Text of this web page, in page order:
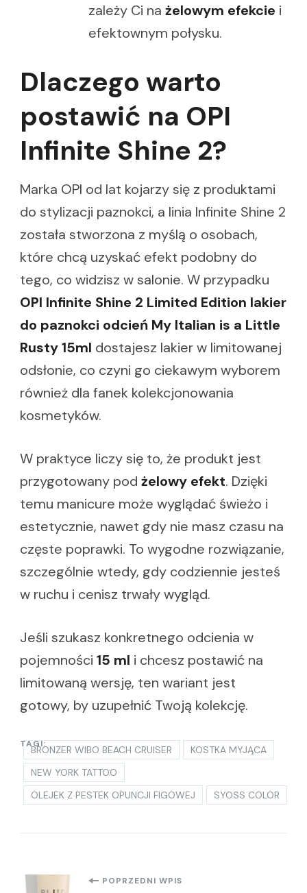
zależy Ci na żelowym efekcie i
efektownym połysku.
Dlaczego warto
postawić na OPI
Infinite Shine 2?
Marka OPI od lat kojarzy się z produktami
do stylizacji paznokci, a linia Infinite Shine 2
została stworzona z myślą o osobach,
które chcą uzyskać efekt podobny do
tego, co widzisz w salonie. W przypadku
OPI Infinite Shine 2 Limited Edition lakier
do paznokci odcień My Italian is a Little
Rusty 15ml dostajesz lakier w limitowanej
odsłonie, co czyni go ciekawym wyborem
również dla fanek kolekcjonowania
kosmetyków.
W praktyce liczy się to, że produkt jest
przygotowany pod żelowy efekt. Dzięki
temu manicure może wyglądać świeżo i
estetycznie, nawet gdy nie masz czasu na
częste poprawki. To wygodne rozwiązanie,
szczególnie wtedy, gdy codziennie jesteś
w ruchu i cenisz trwały wygląd.
Jeśli szukasz konkretnego odcienia w
pojemności 15 ml i chcesz postawić na
limitowaną wersję, ten wariant jest
gotowy, by uzupełnić Twoją kolekcję.
TAGI:
BRONZER WIBO BEACH CRUISER
KOSTKA MYJĄCA
NEW YORK TATTOO
OLEJEK Z PESTEK OPUNCJI FIGOWEJ
SYOSS COLOR
POPRZEDNI WPIS